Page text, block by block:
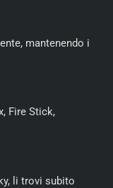
mantenendo i
Fire Stick,
li trovi subito